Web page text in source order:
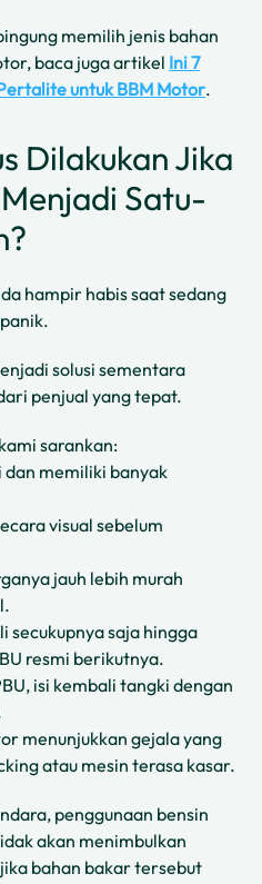
memilih jenis bahan
baca juga artikel Ini 7
untuk BBM Motor.
Dilakukan Jika
Satu-
hampir habis saat sedang
solusi sementara
penjual yang tepat.
sarankan:
dan memiliki banyak
visual sebelum
jauh lebih murah
secukupnya saja hingga
resmi berikutnya.
isi kembali tangki dengan
menunjukkan gejala yang
atau mesin terasa kasar.
penggunaan bensin
akan menimbulkan
bahan bakar tersebut